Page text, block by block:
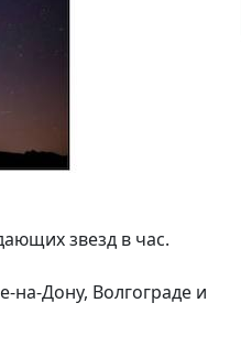
звезд в час.
на-Дону, Волгограде и